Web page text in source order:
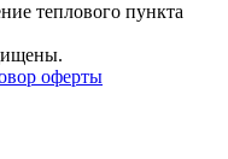
теплового пункта
оферты